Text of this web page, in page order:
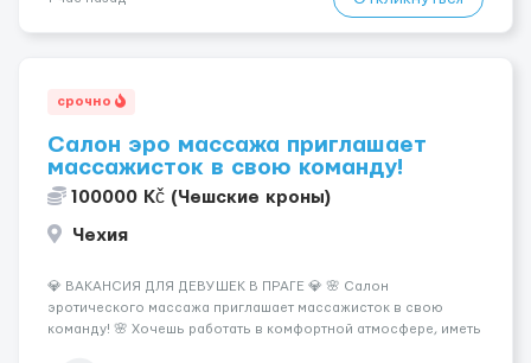
срочно
Салон эро массажа приглашает
массажисток в свою команду!
100000 Kč (Чешские кроны)
Чехия
💎 ВАКАНСИЯ ДЛЯ ДЕВУШЕК В ПРАГЕ 💎 🌸 Салон
эротического массажа приглашает массажисток в свою
команду! 🌸 Хочешь работать в комфортной атмосфере, иметь